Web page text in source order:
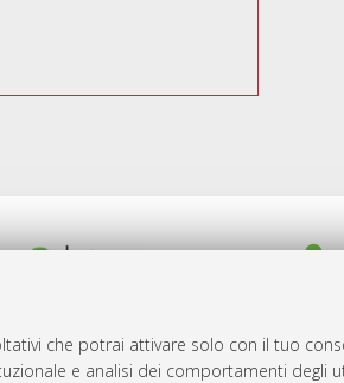
che potrai attivare solo con il tuo
e analisi dei comportamenti degli